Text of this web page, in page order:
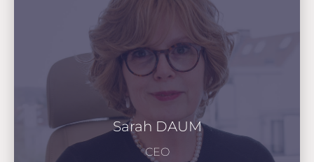
Sarah DAUM
CEO